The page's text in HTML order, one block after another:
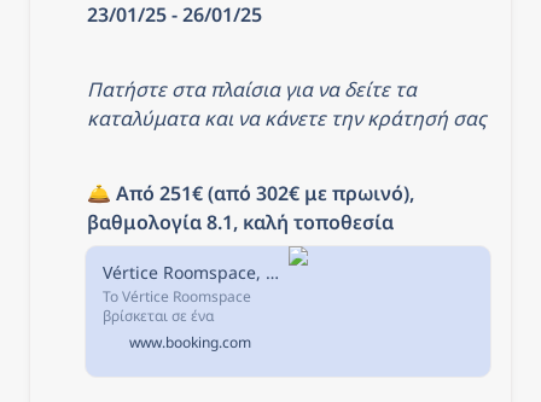
23/01/25 - 26/01/25
Πατήστε στα πλαίσια για να δείτε τα
καταλύματα και να κάνετε την κράτησή σας
🛎️ Από 251€ (από 302€ με πρωινό),
βαθμολογία 8.1, καλή τοποθεσία
Vértice Roomspace, Μαδρίτη, Ισπανία
Το Vértice Roomspace
βρίσκεται σε ένα
επιχειρηματικό πάρκο,
μόλις 15 λεπτά με το τρένο
από το κέντρο της πόλης
www.booking.com